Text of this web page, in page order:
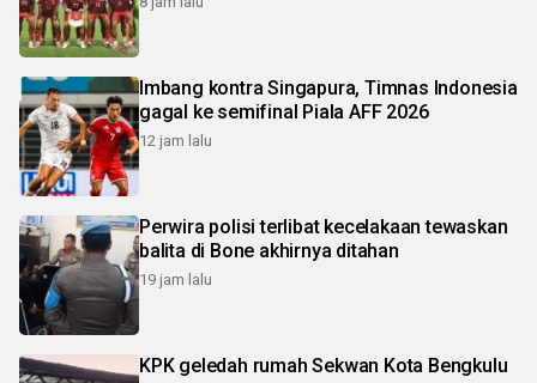
Imbang kontra Singapura, Timnas Indonesia
gagal ke semifinal Piala AFF 2026
12 jam lalu
Perwira polisi terlibat kecelakaan tewaskan
balita di Bone akhirnya ditahan
19 jam lalu
KPK geledah rumah Sekwan Kota Bengkulu